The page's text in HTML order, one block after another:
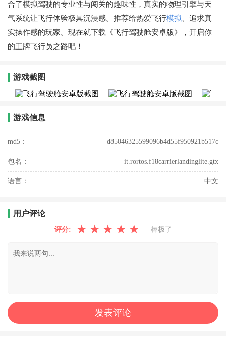
合了模拟驾驶的专业性与闯关的趣味性，真实的物理引擎与天
气系统让飞行体验极具沉浸感。推荐给热爱飞行模拟 、追求真
实操作感的玩家。现在就下载《飞行驾驶舱安卓版》，开启你
的王牌飞行员之路吧！
游戏截图
游戏信息
md5： d85046325599096b4d55f950921b517c
包名： it.rortos.f18carrierlandinglite.gtx
语言： 中文
用户评论
评分: ★ ★ ★ ★ ★ 棒极了